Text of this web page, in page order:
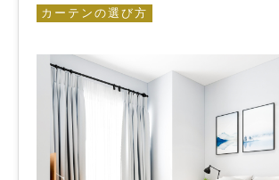
カーテンの選び方